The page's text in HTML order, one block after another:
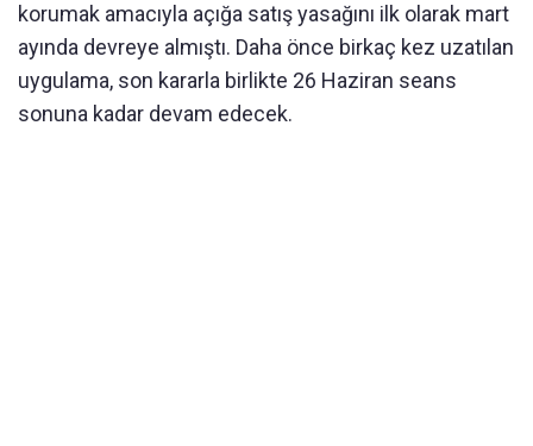
korumak amacıyla açığa satış yasağını ilk olarak mart
ayında devreye almıştı. Daha önce birkaç kez uzatılan
uygulama, son kararla birlikte 26 Haziran seans
sonuna kadar devam edecek.